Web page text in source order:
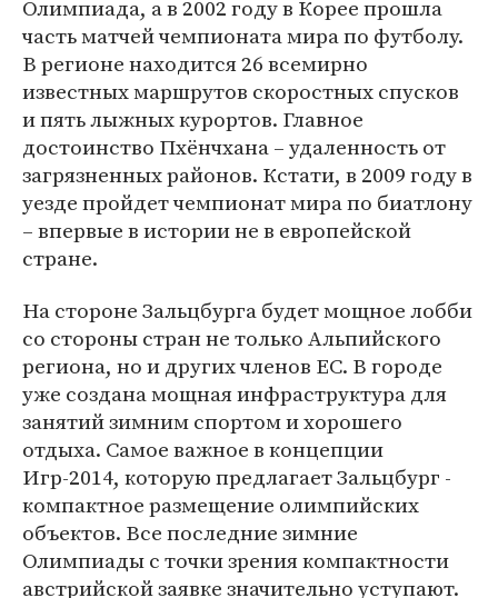
Олимпиада, а в 2002 году в Корее прошла
часть матчей чемпионата мира по футболу.
В регионе находится 26 всемирно
известных маршрутов скоростных спусков
и пять лыжных курортов. Главное
достоинство Пхёнчхана – удаленность от
загрязненных районов. Кстати, в 2009 году в
уезде пройдет чемпионат мира по биатлону
– впервые в истории не в европейской
стране.
На стороне Зальцбурга будет мощное лобби
со стороны стран не только Альпийского
региона, но и других членов ЕС. В городе
уже создана мощная инфраструктура для
занятий зимним спортом и хорошего
отдыха. Самое важное в концепции
Игр-2014, которую предлагает Зальцбург -
компактное размещение олимпийских
объектов. Все последние зимние
Олимпиады с точки зрения компактности
австрийской заявке значительно уступают.